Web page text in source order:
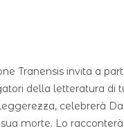
Tranensis invita a
della letteratura di
celebrerà
morte. Lo